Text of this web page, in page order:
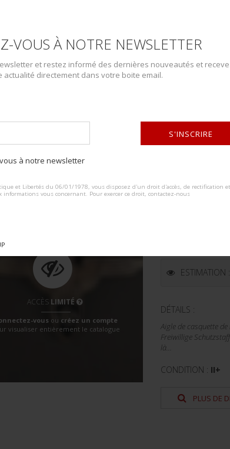
VOUS À NOTRE NEWSLETTER
et restez informé des dernières nouveautés et
actualité directement dans votre boite email.
à notre newsletter
S'INSCRIRE
et Libertés du 06/01/1978, vous disposez d'un droit d'accès, de rectification et
informations vous concernant. Pour exercer ce droit, contactez-nous
ACCÈS LIMITÉ
visualiser entièrement le catalogue
DÉTAILS :
Aigle de casquette
Freiwillige
PLUS DE
ACCÈS LIMITÉ
vous ou créez un compte
visualiser entièrement le catalogue
ESTIMATION :
DÉTAILS :
Aigle de casquette
Freiwillige
là...
CONDITION : II+
PLUS DE